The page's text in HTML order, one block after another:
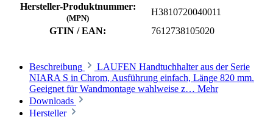
Hersteller-Produktnummer:
(MPN)
H3810720040011
GTIN / EAN:
7612738105020
Beschreibung
LAUFEN Handtuchhalter aus der Serie
NIARA S in Chrom, Ausführung einfach, Länge 820 mm.
Geeignet für Wandmontage wahlweise z… Mehr
Downloads
Hersteller